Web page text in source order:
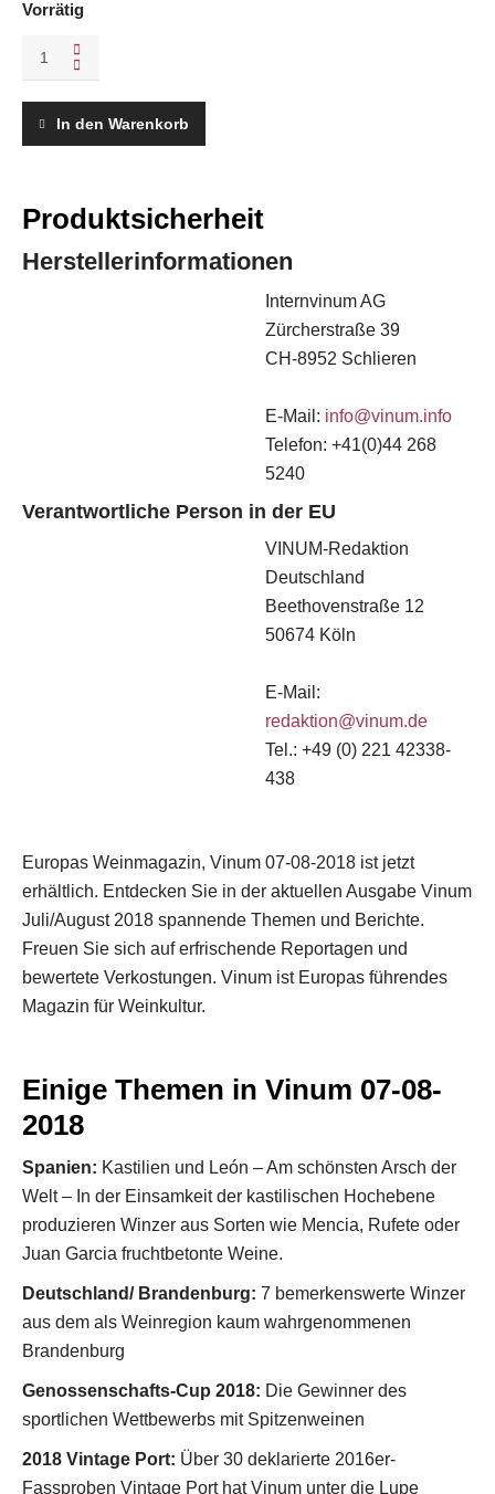
Vorrätig
07/08-
In den Warenkorb
Produktsicherheit
Herstellerinformationen
Internvinum AG
Zürcherstraße 39
CH-8952 Schlieren
E-Mail: info@vinum.info
Telefon: +41(0)44 268
5240
Verantwortliche Person in der EU
VINUM-Redaktion
Deutschland
Beethovenstraße 12
50674 Köln
E-Mail:
redaktion@vinum.de
Tel.: +49 (0) 221 42338-
438
Europas Weinmagazin, Vinum 07-08-2018 ist jetzt
erhältlich. Entdecken Sie in der aktuellen Ausgabe Vinum
Juli/August 2018 spannende Themen und Berichte.
Freuen Sie sich auf erfrischende Reportagen und
bewertete Verkostungen. Vinum ist Europas führendes
Magazin für Weinkultur.
Einige Themen in Vinum 07-08-
2018
Spanien: Kastilien und León – Am schönsten Arsch der
Welt – In der Einsamkeit der kastilischen Hochebene
produzieren Winzer aus Sorten wie Mencia, Rufete oder
Juan Garcia fruchtbetonte Weine.
Deutschland/ Brandenburg: 7 bemerkenswerte Winzer
aus dem als Weinregion kaum wahrgenommenen
Brandenburg
Genossenschafts-Cup 2018: Die Gewinner des
sportlichen Wettbewerbs mit Spitzenweinen
2018 Vintage Port: Über 30 deklarierte 2016er-
Fassproben Vintage Port hat Vinum unter die Lupe